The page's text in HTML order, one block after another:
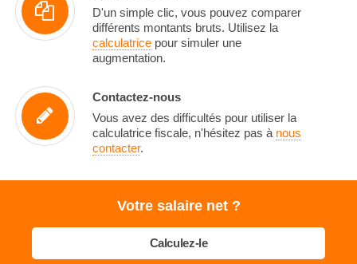
D'un simple clic, vous pouvez comparer
différents montants bruts. Utilisez la
calculatricepour simuler une
augmentation.
Contactez-nous
Vous avez des difficultés pour utiliser la
calculatrice fiscale, n'hésitez pas à nous
contacter.
Votre salaire net ?
Calculez-le